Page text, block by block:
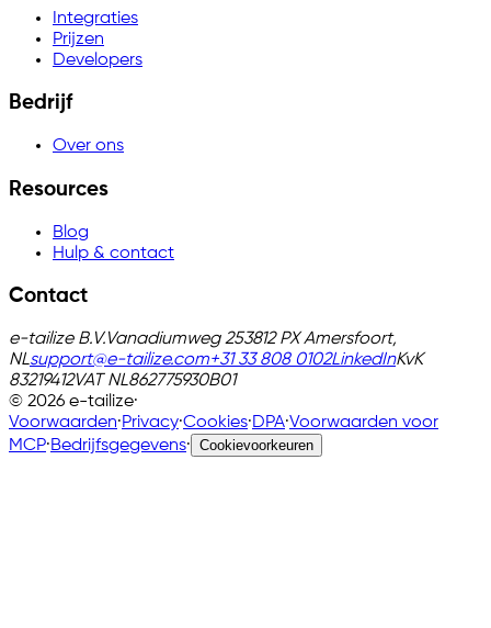
Integraties
Prijzen
Developers
Bedrijf
Over ons
Resources
Blog
Hulp & contact
Contact
e-tailize B.V.Vanadiumweg 253812 PX Amersfoort,
NLsupport@e-tailize.com+31 33 808 0102LinkedInKvK
83219412VAT NL862775930B01
© 2026 e-tailize·
Voorwaarden·Privacy·Cookies·DPA·Voorwaarden voor
MCP·Bedrijfsgegevens· Cookievoorkeuren